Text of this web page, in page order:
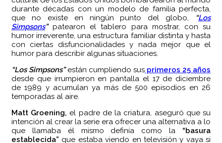
durante décadas con un modelo de familia perfecta,
que no existe en ningún punto del globo,
“Los
Simpsons” patearon el tablero para mostrar, con su
humor irreverente, una estructura familiar distinta y hasta
con ciertas disfuncionalidades y nada mejor que el
humor para describir algunas situaciones.
“Los Simpsons” están cumpliendo sus primeros 25 años
desde que irrumpieron en pantalla el 17 de diciembre
de 1989 y acumulan ya más de 500 episodios en 26
temporadas al aire.
Matt Groening, el padre de la criatura, aseguró que su
intención al crear la serie era ofrecer una alternativa a lo
que llamaba él mismo definía como la “basura
establecida” que estaba viendo en televisión y vaya si